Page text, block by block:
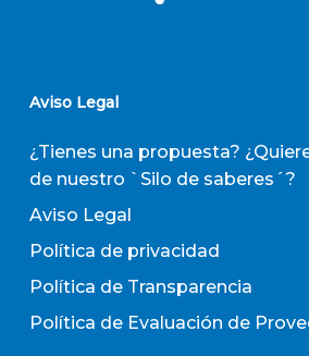
Aviso Legal
¿Tienes una propuesta?
de nuestro `Silo de saberes´?
Aviso Legal
Política de privacidad
Política de Transparencia
Política de Evaluación de